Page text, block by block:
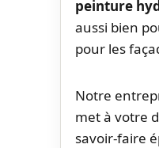
peinture
aussi bien
pour les
Notre
met à votre
savoir-faire